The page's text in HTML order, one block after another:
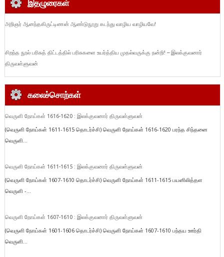
இதழுரைகள்
அறிஞர் ஆனந்தகிருட்டிணன் ஆண்டுநூறு கடந்து வாழிய வாழியவே!
சிறந்த நூல் பரிசுத் திட்டத்தில் பரிசுகளை உயர்த்திய முதல்வருக்கு நன்றி! – இலக்குவனார்
திருவள்ளுவன்
கலைச்சொற்கள்
வெருளி நோய்கள் 1616-1620 : இலக்குவனார் திருவள்ளுவன்
(வெருளி நோய்கள் 1611-1615 தொடர்ச்சி) வெருளி நோய்கள் 1616-1620 பரந்த சிந்தனை
வெருளி...
வெருளி நோய்கள் 1611-1615 : இலக்குவனார் திருவள்ளுவன்
(வெருளி நோய்கள் 1607-1610 தொடர்ச்சி) வெருளி நோய்கள் 1611-1615 பயனிலித்தள
வெருளி -...
வெருளி நோய்கள் 1607-1610 : இலக்குவனார் திருவள்ளுவன்
(வெருளி நோய்கள் 1601-1606 தொடர்ச்சி) வெருளி நோய்கள் 1607-1610 பந்தய ஊர்தி
வெருளி...